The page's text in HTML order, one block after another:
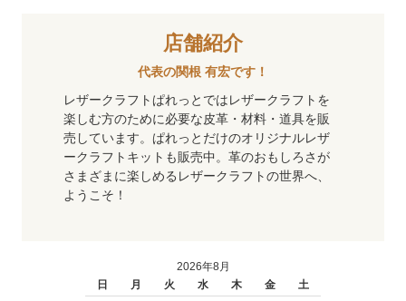
店舗紹介
代表の関根 有宏です！
レザークラフトぱれっとではレザークラフトを
楽しむ方のために必要な皮革・材料・道具を販
売しています。ぱれっとだけのオリジナルレザ
ークラフトキットも販売中。革のおもしろさが
さまざまに楽しめるレザークラフトの世界へ、
ようこそ！
2026年8月
日
月 火 水 木 金
土